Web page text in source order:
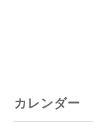
カレンダー